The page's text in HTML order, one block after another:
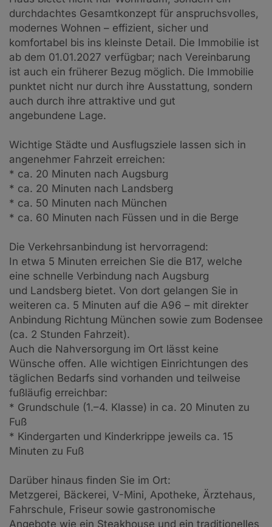
durchdachtes Gesamtkonzept für anspruchsvolles,
modernes Wohnen – effizient, sicher und
komfortabel bis ins kleinste Detail. Die Immobilie ist
ab dem 01.01.2027 verfügbar; nach Vereinbarung
ist auch ein früherer Bezug möglich. Die Immobilie
punktet nicht nur durch ihre Ausstattung, sondern
auch durch ihre attraktive und gut
angebundene Lage.
Wichtige Städte und Ausflugsziele lassen sich in
angenehmer Fahrzeit erreichen:
* ca. 20 Minuten nach Augsburg
* ca. 20 Minuten nach Landsberg
* ca. 50 Minuten nach München
* ca. 60 Minuten nach Füssen und in die Berge
Die Verkehrsanbindung ist hervorragend:
In etwa 5 Minuten erreichen Sie die B17, welche
eine schnelle Verbindung nach Augsburg
und Landsberg bietet. Von dort gelangen Sie in
weiteren ca. 5 Minuten auf die A96 – mit direkter
Anbindung Richtung München sowie zum Bodensee
(ca. 2 Stunden Fahrzeit).
Auch die Nahversorgung im Ort lässt keine
Wünsche offen. Alle wichtigen Einrichtungen des
täglichen Bedarfs sind vorhanden und teilweise
fußläufig erreichbar:
* Grundschule (1.–4. Klasse) in ca. 20 Minuten zu
Fuß
* Kindergarten und Kinderkrippe jeweils ca. 15
Minuten zu Fuß
Darüber hinaus finden Sie im Ort:
Metzgerei, Bäckerei, V-Mini, Apotheke, Ärztehaus,
Fahrschule, Friseur sowie gastronomische
Angebote wie ein Steakhouse und ein traditionelles